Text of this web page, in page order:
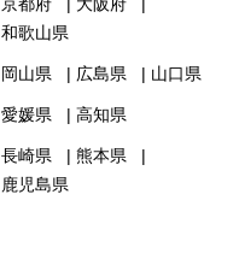
京都府
大阪府
和歌山県
岡山県 広島県 山口県
愛媛県 高知県
長崎県
熊本県
鹿児島県